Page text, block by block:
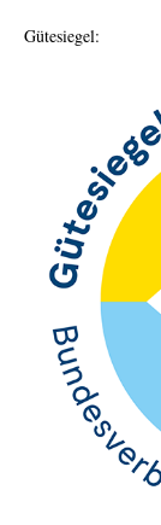
Gütesiegel: